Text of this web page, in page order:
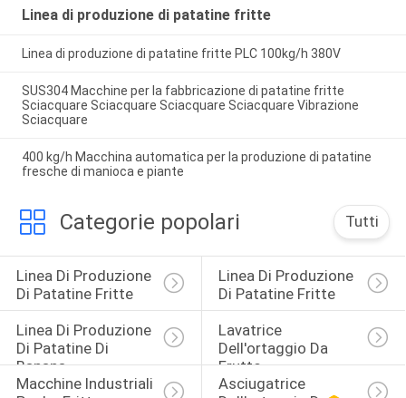
Linea di produzione di patatine fritte
Linea di produzione di patatine fritte PLC 100kg/h 380V
SUS304 Macchine per la fabbricazione di patatine fritte
Sciacquare Sciacquare Sciacquare Sciacquare Vibrazione
Sciacquare
400 kg/h Macchina automatica per la produzione di patatine
fresche di manioca e piante
Categorie popolari Tutti
Linea Di Produzione
Di Patatine Fritte
Linea Di Produzione
Di Patatine Fritte
Linea Di Produzione
Di Patatine Di
Banana
Lavatrice
Dell'ortaggio Da
Frutto
Macchine Industriali
Asciugatrice